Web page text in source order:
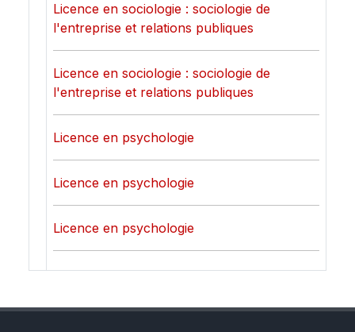
Licence en sociologie : sociologie de
l'entreprise et relations publiques
Licence en sociologie : sociologie de
l'entreprise et relations publiques
Licence en psychologie
Licence en psychologie
Licence en psychologie